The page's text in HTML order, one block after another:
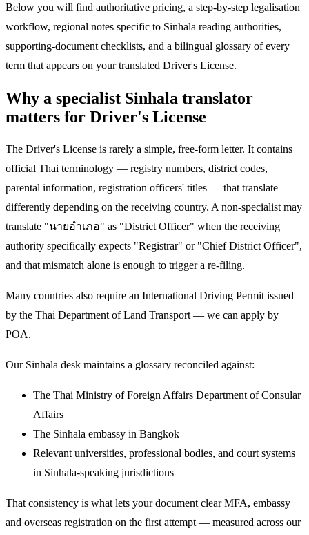
Below you will find authoritative pricing, a step-by-step legalisation
workflow, regional notes specific to Sinhala reading authorities,
supporting-document checklists, and a bilingual glossary of every
term that appears on your translated Driver's License.
Why a specialist Sinhala translator
matters for Driver's License
The Driver's License is rarely a simple, free-form letter. It contains
official Thai terminology — registry numbers, district codes,
parental information, registration officers' titles — that translate
differently depending on the receiving country. A non-specialist may
translate "นายอำเภอ" as "District Officer" when the receiving
authority specifically expects "Registrar" or "Chief District Officer",
and that mismatch alone is enough to trigger a re-filing.
Many countries also require an International Driving Permit issued
by the Thai Department of Land Transport — we can apply by
POA.
Our Sinhala desk maintains a glossary reconciled against:
The Thai Ministry of Foreign Affairs Department of Consular
Affairs
The Sinhala embassy in Bangkok
Relevant universities, professional bodies, and court systems
in Sinhala-speaking jurisdictions
That consistency is what lets your document clear MFA, embassy
and overseas registration on the first attempt — measured across our